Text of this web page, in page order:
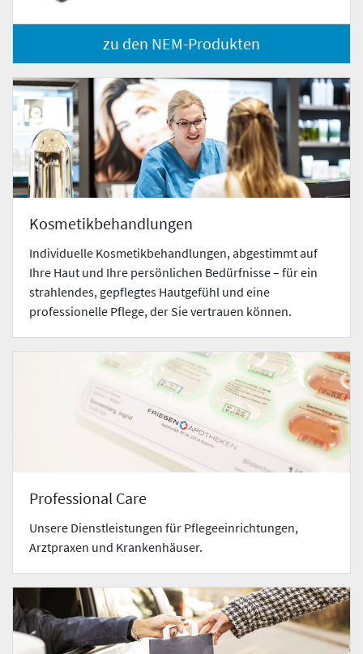
zu den NEM-Produkten
Kosmetikbehandlungen
Individuelle Kosmetikbehandlungen, abgestimmt auf
Ihre Haut und Ihre persönlichen Bedürfnisse – für ein
strahlendes, gepflegtes Hautgefühl und eine
professionelle Pflege, der Sie vertrauen können.
Professional Care
Unsere Dienstleistungen für Pflegeeinrichtungen,
Arztpraxen und Krankenhäuser.